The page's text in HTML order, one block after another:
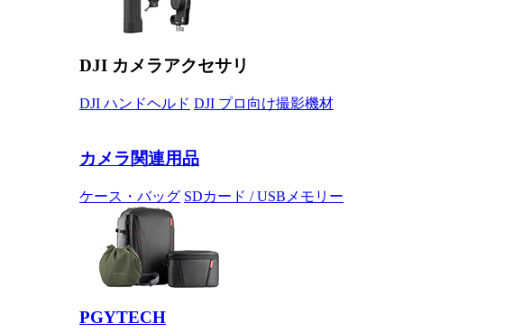
DJI カメラアクセサリ
DJI ハンドヘルド DJI プロ向け撮影機材
カメラ関連用品
ケース・バッグ SDカード / USBメモリー
PGYTECH